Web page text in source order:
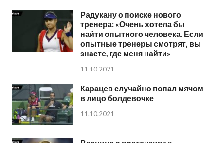
Радукану о поиске нового
тренера: «Очень хотела бы
найти опытного человека. Если
опытные тренеры смотрят, вы
знаете, где меня найти»
11.10.2021
Карацев случайно попал мячом
в лицо болдевочке
11.10.2021